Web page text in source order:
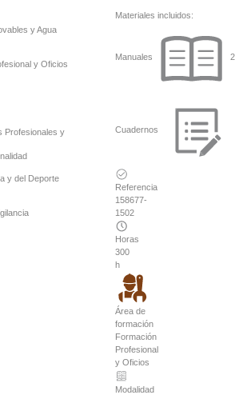
y Agua
y Oficios
Profesionales y
y del Deporte
Materiales incluidos:
Manuales 2
Cuadernos
Referencia
158677-
1502
Horas
300
h
Área de
formación
Formación
Profesional
y Oficios
Modalidad